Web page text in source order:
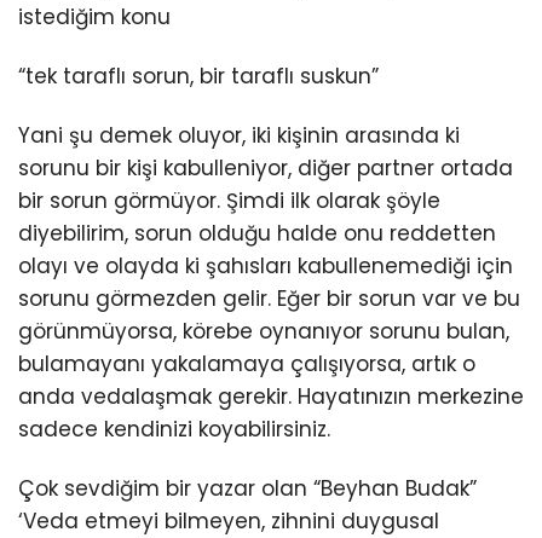
istediğim konu
“tek taraflı sorun, bir taraflı suskun”
Yani şu demek oluyor, iki kişinin arasında ki
sorunu bir kişi kabulleniyor, diğer partner ortada
bir sorun görmüyor. Şimdi ilk olarak şöyle
diyebilirim, sorun olduğu halde onu reddetten
olayı ve olayda ki şahısları kabullenemediği için
sorunu görmezden gelir. Eğer bir sorun var ve bu
görünmüyorsa, körebe oynanıyor sorunu bulan,
bulamayanı yakalamaya çalışıyorsa, artık o
anda vedalaşmak gerekir. Hayatınızın merkezine
sadece kendinizi koyabilirsiniz.
Çok sevdiğim bir yazar olan “Beyhan Budak”
‘Veda etmeyi bilmeyen, zihnini duygusal